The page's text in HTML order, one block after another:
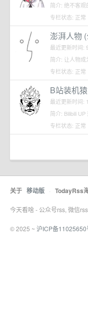
简介: 绝不客
专栏状态: 正常
澎湃人物
最近更新时间:
简介: 让人物成
专栏状态: 正常
B站装机
最近更新时间:
简介: Bilibili
专栏状态: 正常
关于 移动版 · TodayRss
今天看啥 - 公众号rss, 微信
© 2025 ~ 沪ICP备11025650